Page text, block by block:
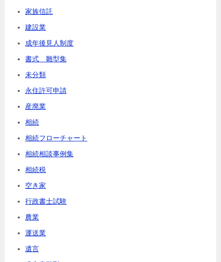
家族信託
建設業
成年後見人制度
書式 雛型集
未分類
永住許可申請
産廃業
相続
相続フローチャート
相続相談事例集
相続税
空き家
行政書士試験
農業
運送業
遺言